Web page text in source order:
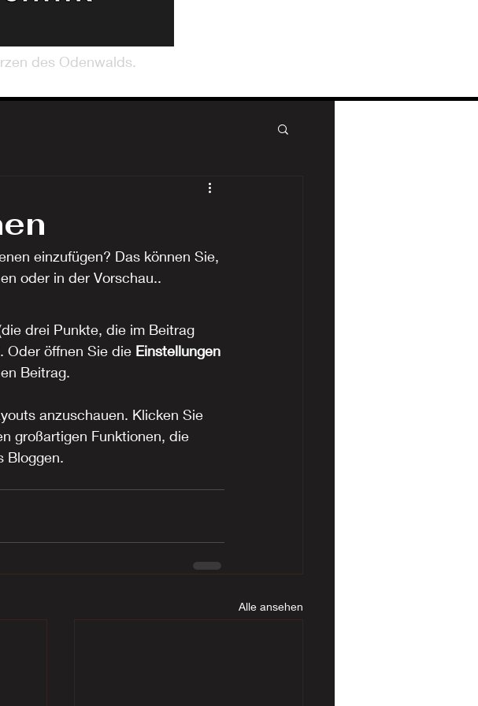
des Odenwalds.
einzufügen? Das können Sie,
oder in der Vorschau..
drei Punkte, die im Beitrag
Oder öffnen Sie die Einstellungen
Beitrag.
anzuschauen. Klicken Sie
großartigen Funktionen, die
Bloggen.
Alle ansehen